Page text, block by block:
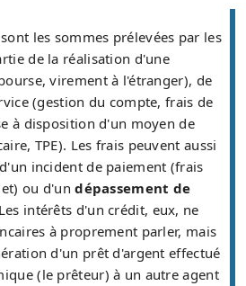
sont les sommes prélevées par les
de la réalisation d'une
virement à l'étranger), de
(gestion du compte, frais de
à disposition d'un moyen de
TPE). Les frais peuvent aussi
incident de paiement (frais
ou d'undépassement de
intérêts d'un crédit, eux, ne
à proprement parler, mais
d'un prêt d'argent effectué
(le prêteur) à un autre agent